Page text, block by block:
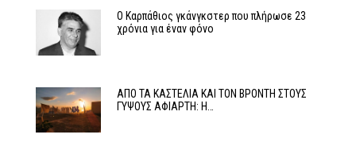
Ο Καρπάθιος γκάνγκστερ που πλήρωσε 23
χρόνια για έναν φόνο
ΑΠΟ ΤΑ ΚΑΣΤΕΛΙΑ ΚΑΙ ΤΟΝ ΒΡΟΝΤΗ ΣΤΟΥΣ
ΓΥΨΟΥΣ ΑΦΙΑΡΤΗ: Η…